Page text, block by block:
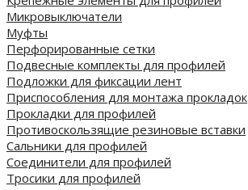
Микровыключатели
Муфты
Перфорированные сетки
Подвесные комплекты для профилей
Подложки для фиксации лент
Приспособления для монтажа прокладок
Прокладки для профилей
Противоскользящие резиновые вставки
Сальники для профилей
Соединители для профилей
Тросики для профилей